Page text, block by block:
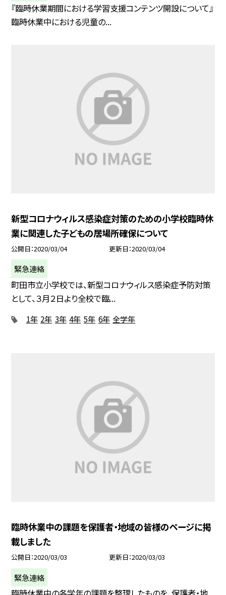
『臨時休業期間における学習支援コンテンツ開設について』
臨時休業中における児童の...
新型コロナウィルス感染症対策のための小学校臨時休
業に関連した子どもの居場所確保について
公開日 2020/03/04 更新日 2020/03/04
緊急連絡
町田市立小学校では、新型コロナウィルス感染症予防対策
として、３月２日より全校で臨...
1年 2年 3年 4年 5年 6年 全学年
臨時休業中の課題を保護者・地域の皆様のページに掲
載しました
公開日 2020/03/03 更新日 2020/03/03
緊急連絡